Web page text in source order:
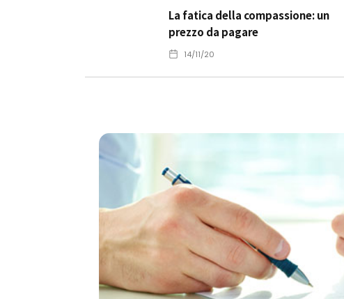
La fatica della compassione: un
prezzo da pagare
14/11/20